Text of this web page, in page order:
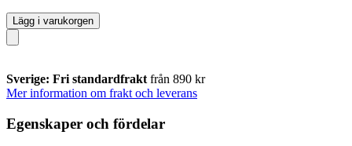
Lägg i varukorgen
Sverige: Fri standardfrakt från 890 kr
Mer information om frakt och leverans
Egenskaper och fördelar